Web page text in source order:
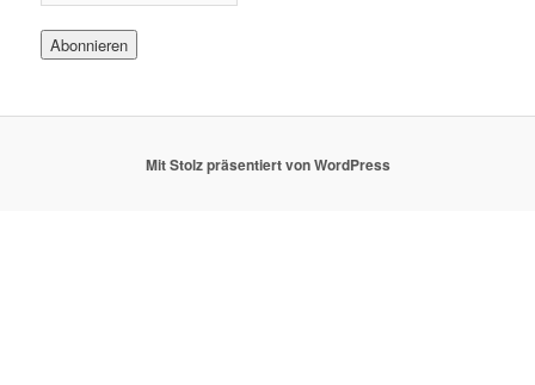
Mit Stolz präsentiert von WordPress